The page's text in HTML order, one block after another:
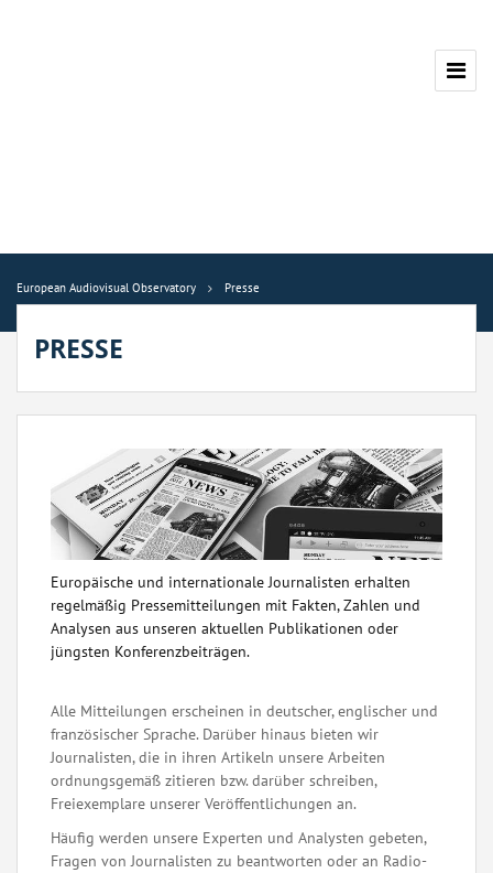
European Audiovisual Observatory Presse
PRESSE
Europäische und internationale Journalisten erhalten
regelmäßig Pressemitteilungen mit Fakten, Zahlen und
Analysen aus unseren aktuellen Publikationen oder
jüngsten Konferenzbeiträgen.
Alle Mitteilungen erscheinen in deutscher, englischer und
französischer Sprache. Darüber hinaus bieten wir
Journalisten, die in ihren Artikeln unsere Arbeiten
ordnungsgemäß zitieren bzw. darüber schreiben,
Freiexemplare unserer Veröffentlichungen an.
Häufig werden unsere Experten und Analysten gebeten,
Fragen von Journalisten zu beantworten oder an Radio-